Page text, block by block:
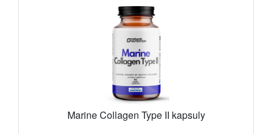
Marine Collagen Type II kapsuly